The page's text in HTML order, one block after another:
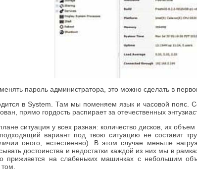
пароль администратора, это можно сделать в
в System. Там мы поменяем язык и часовой пояс.
прямо гордость распирает за отечественных
ситуация у всех разная: количество дисков, их
вариант под твою ситуацию не составит
оного, естественно). В этом случае меньше
достоинства и недостатки каждой из них мы в
приживется на слабеньких машинках с небольшим